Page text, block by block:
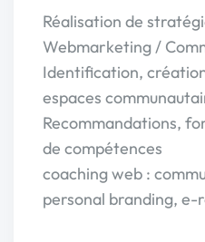
Réalisation de
Webmarketing /
Identification,
espaces
Recommandations,
de compétences
coaching web :
personal branding, e-